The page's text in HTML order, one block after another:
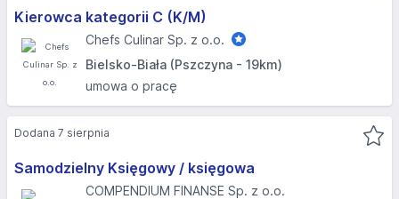
Kierowca kategorii C (K/M)
Chefs Culinar Sp. z o.o.
Bielsko-Biała (Pszczyna - 19km)
umowa o pracę
Samodzielny Księgowy / księgowa
COMPENDIUM FINANSE Sp. z o.o.
Dodana 7 sierpnia